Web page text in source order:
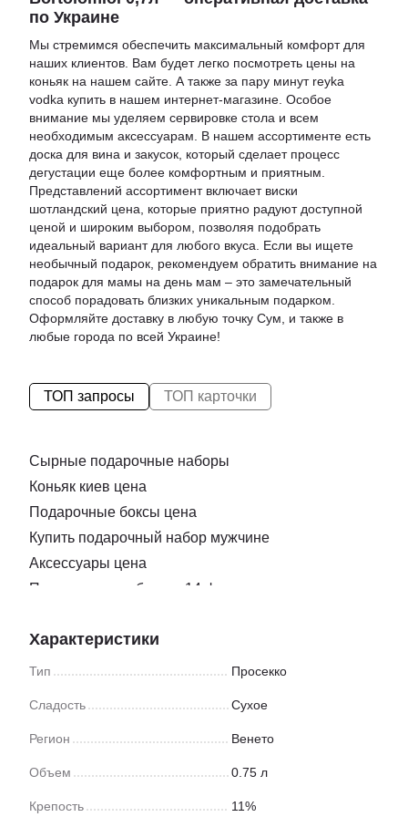
по Украине
Мы стремимся обеспечить максимальный комфорт для
наших клиентов. Вам будет легко посмотреть цены на
коньяк на нашем сайте. А также за пару минут reyka
vodka купить в нашем интернет-магазине. Особое
внимание мы уделяем сервировке стола и всем
необходимым аксессуарам. В нашем ассортименте есть
доска для вина и закусок , который сделает процесс
дегустации еще более комфортным и приятным.
Представлений ассортимент включает виски
шотландский цена , которые приятно радуют доступной
ценой и широким выбором, позволяя подобрать
идеальный вариант для любого вкуса. Если вы ищете
необычный подарок, рекомендуем обратить внимание на
подарок для мамы на день мам – это замечательный
способ порадовать близких уникальным подарком.
Оформляйте доставку в любую точку Сум, и также в
любые города по всей Украине!
ТОП запросы ТОП карточки
Сырные подарочные наборы
Коньяк киев цена
Подарочные боксы цена
Купить подарочный набор мужчине
Аксессуары цена
Подарочные наборы к 14 февраля
Купить подарок ко дню влюбленных
Бокс подарочный для подруги
Подарочные коробки ко дню святого валентина
Заказать соки
Подарки на новый год боксы
Характеристики
Тип Просекко
Сладость Сухое
Регион Венето
Объем 0.75 л
Крепость 11%